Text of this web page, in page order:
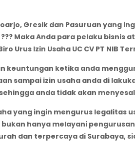
Gresik dan Pasuruan yang
Maka Anda para pelaku
Urus Izin Usaha UC CV PT NIB
keuntungan ketika anda
sampai izin usaha anda di
anda tidak akan
yang ingin mengurus legalitas
hanya melayani
dan terpercaya di Surabaya,